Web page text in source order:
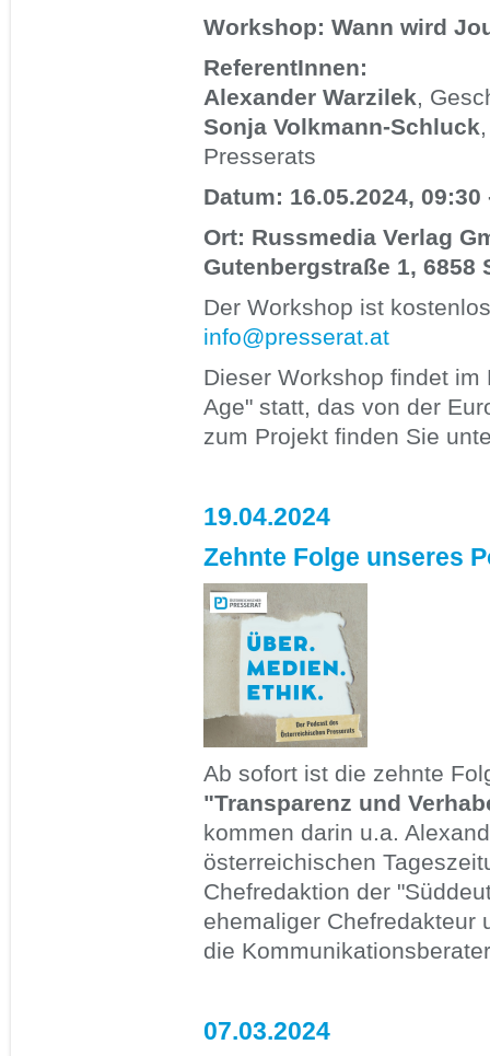
Workshop: Wann wird
ReferentInnen:
Alexander Warzilek,
Sonja Volkmann-Schluck
Presserats
Datum: 16.05.2024, 09:30
Ort: Russmedia Verlag
Gutenbergstraße 1, 6858
Der Workshop ist
info@presserat.at
Dieser Workshop findet
Age" statt, das von der
zum Projekt finden Sie
19.04.2024
Zehnte Folge unseres
Ab sofort ist die zehnte
"Transparenz und
kommen darin u.a.
österreichischen
Chefredaktion der
ehemaliger Chefredakteur
die
07.03.2024